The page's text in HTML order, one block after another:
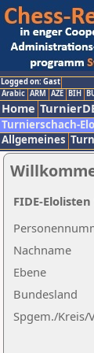
Logged on: Gast
Arabic ARM AZE BIH
Home
Turnierschach-
Allgemeines
Nachname
Ebene
Bundesland
Spgem./Kreis/
FIDE-